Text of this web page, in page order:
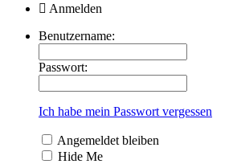
Anmelden
Benutzername:
Passwort:
Ich habe mein Passwort vergessen
Angemeldet bleiben
Hide Me